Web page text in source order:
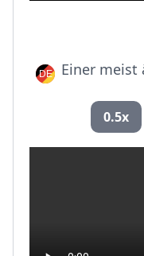
Einer meist
0.5x